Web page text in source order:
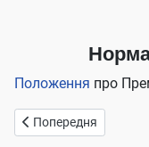
Положення про
Попередня стаття:
Попередня